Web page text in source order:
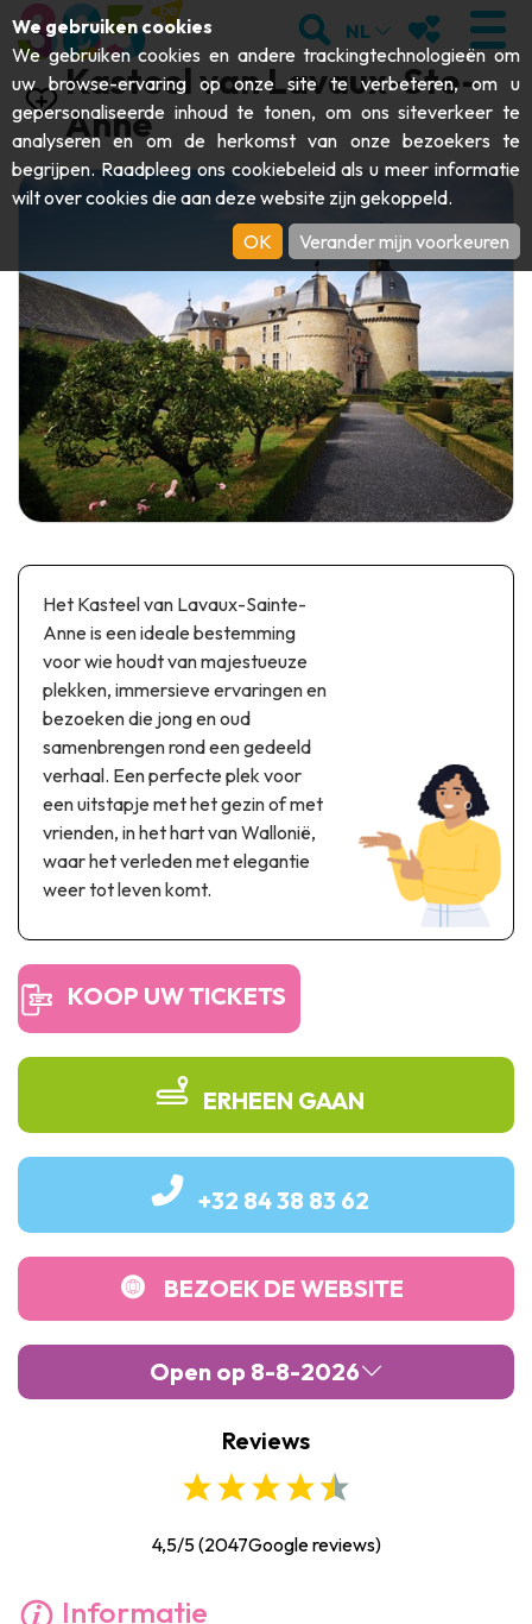
BEZOEKEN
Abdijen & religieuze monumenten
Kunst
Ambachten & knowhow
Kastelen, citadellen & belforten
Folklore & lokale geschiedenis
Geschiedenis
Auto- & spoorerfgoed
Industrieel erfgoed & architecturale kunstwerken
Streekproducten
Herinneringstoerisme
UNESCO
ONTDEKKEN
Grotten
Tuinen, parken & natuursites
Aquariums, dierenparken & -tuinen
BEWEGEN
Toeristische boten & cruises
Railbikes & toeristische treinen
Kajaks
Avonturenparken
Recreatie- & waterpretparken
EVENEMENTEN
DE LEUKSTE ACTIVITEITEN VOOR
DEZE ZOMER
DOWNLOAD DE GIDS
ZOEKEN
NL MIJN
Kasteel van Lavaux-Ste-
Anne
Het Kasteel van Lavaux-Sainte-
Anne is een ideale bestemming
voor wie houdt van majestueuze
plekken, immersieve ervaringen en
bezoeken die jong en oud
samenbrengen rond een gedeeld
verhaal. Een perfecte plek voor
een uitstapje met het gezin of met
vrienden, in het hart van Wallonië,
waar het verleden met elegantie
weer tot leven komt.
KOOP UW TICKETS
ERHEEN GAAN
+32 84 38 83 62
BEZOEK DE WEBSITE
Open op 8-8-2026
16:45
-16:45
Reviews
4,5/5(2047Google reviews)
Informatie
We gebruiken cookies
We gebruiken cookies en andere trackingtechnologieën om
uw browse-ervaring op onze site te verbeteren, om u
gepersonaliseerde inhoud te tonen, om ons siteverkeer te
analyseren en om de herkomst van onze bezoekers te
begrijpen. Raadpleeg onscookiebeleidals u meer informatie
wilt over cookies die aan deze website zijn gekoppeld.
OK
Verander mijn voorkeuren